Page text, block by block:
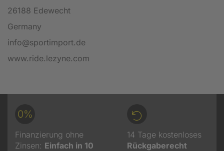
26188 Edewecht
Germany
info@sportimport.de
www.ride.lezyne.com
0%
Finanzierung ohne
Zinsen: Einfach in 10
14 Tage kostenloses
Rückgaberecht